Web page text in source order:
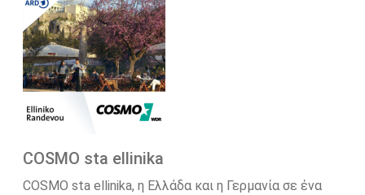
COSMO sta ellinika
COSMO sta ellinika, η Ελλάδα και η Γερμανία σε ένα